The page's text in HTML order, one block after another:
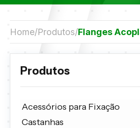
Home Produtos Flanges
Produtos
Acessórios para Fixação
Castanhas